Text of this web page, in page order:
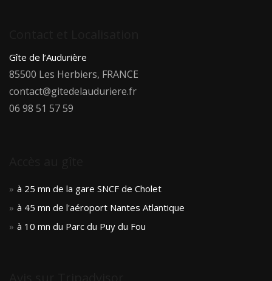
Gîte de l’Audurière
85500 Les Herbiers, FRANCE
contact@gitedelauduriere.fr
06 98 51 57 59
à 25 mn de la gare SNCF de Cholet
à 45 mn de l'aéroport Nantes Atlantique
à 10 mn du Parc du Puy du Fou